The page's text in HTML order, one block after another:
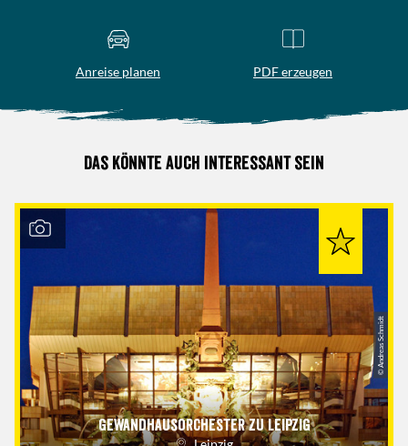
Anreise planen PDF erzeugen
Das könnte auch interessant sein
Gewandhausorchester zu Leipzig
© Andreas Schmidt